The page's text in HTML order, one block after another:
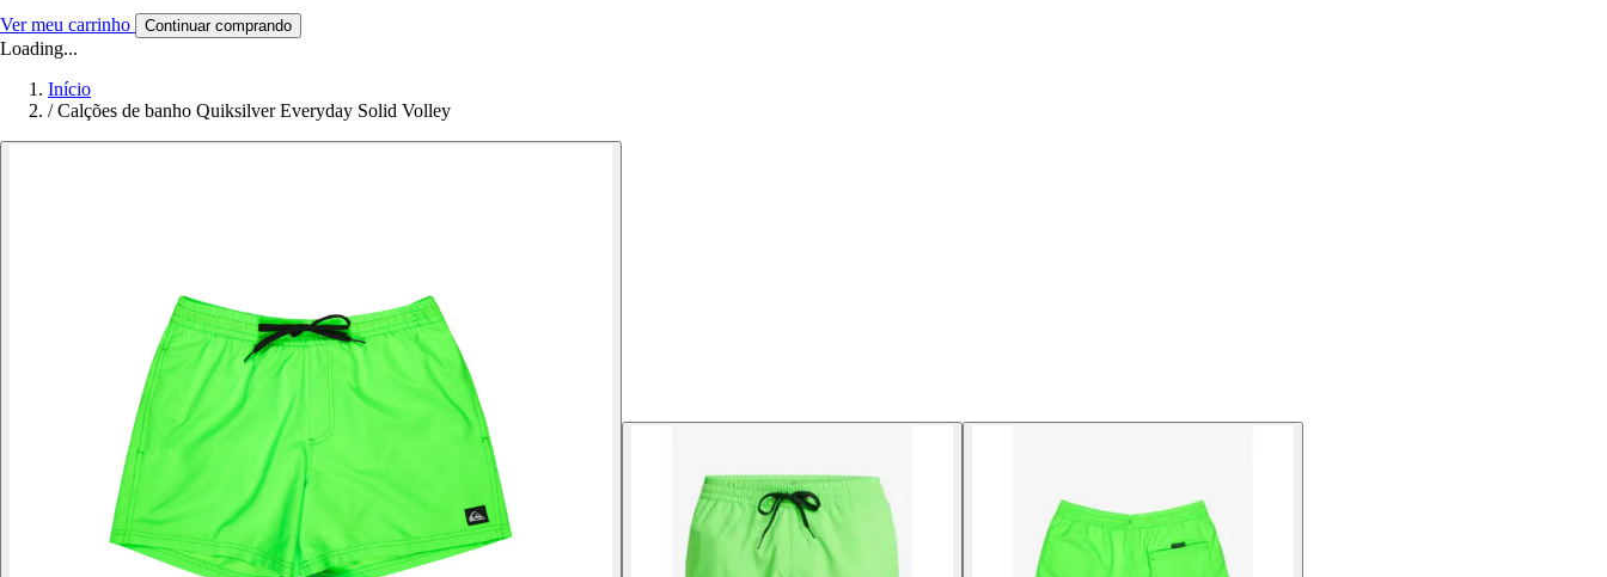
Ver meu carrinho Continuar comprando
Loading...
Início
/ Calções de banho Quiksilver Everyday Solid Volley